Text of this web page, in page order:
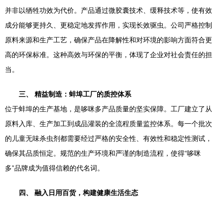
并非以牺牲功效为代价。产品通过微胶囊技术、缓释技术等，使有效
成分能够更持久、更稳定地发挥作用，实现长效驱虫。公司严格控制
原料来源和生产工艺，确保产品在降解性和对环境的影响方面符合更
高的环保标准。这种高效与环保的平衡，体现了企业对社会责任的担
当。
三、 精益制造：蚌埠工厂的质控体系
位于蚌埠的生产基地，是哆咪多产品质量的坚实保障。工厂建立了从
原料入库、生产加工到成品灌装的全流程质量监控体系。每一个批次
的儿童无味杀虫剂都需要经过严格的安全性、有效性和稳定性测试，
确保其品质恒定。规范的生产环境和严谨的制造流程，使得“哆咪
多”品牌成为值得信赖的代名词。
四、 融入日用百货，构建健康生活生态